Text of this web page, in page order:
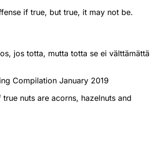
if true, but true, it may not be.
jos totta, mutta totta se ei välttämättä
Compilation January 2019
nuts are acorns, hazelnuts and